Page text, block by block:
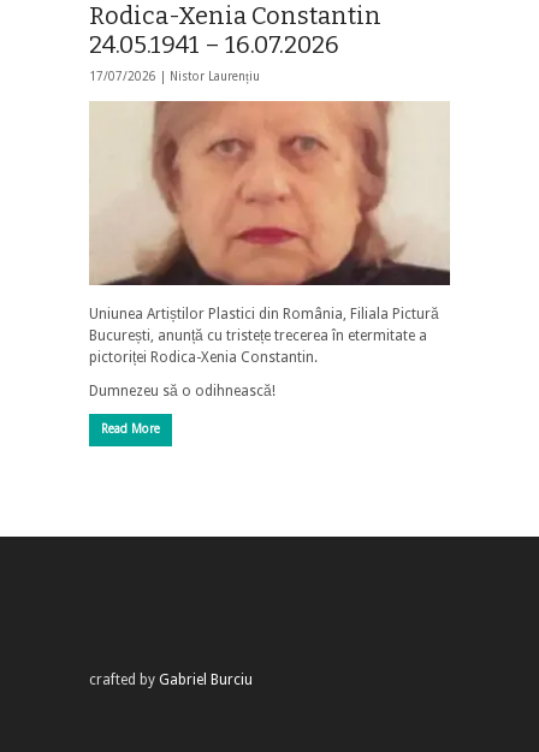
Rodica-Xenia Constantin
24.05.1941 – 16.07.2026
17/07/2026 | Nistor Laurențiu
Uniunea Artiștilor Plastici din România, Filiala Pictură
București, anunță cu tristețe trecerea în etermitate a
pictoriței Rodica-Xenia Constantin.
Dumnezeu să o odihnească!
Read More
crafted by Gabriel Burciu